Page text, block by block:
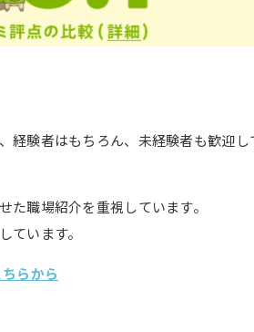
験者はもちろん、未経験者も歓迎し
職場紹介を重視しています。
ています。
らから